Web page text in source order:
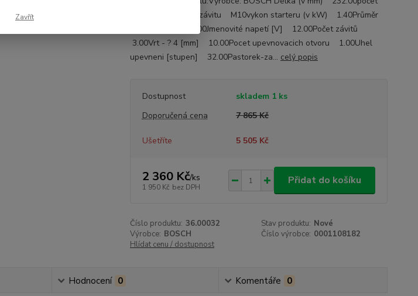
zubů 11Velikost závitu M10vykon starteru (v kW) 1.40Průměr
příruby [mm] 66.00Jmenovité napetí [V] 12.00Počet závitů
3.00Vrt - ? 4 [mm] 10.00Pocet upevnovacich otvoru 1.00Uhel
upevneni [stupen] 32.00Pastorek-za... celý popis
Dostupnost
skladem 1 ks
Doporučená cena
7 865 Kč
Ušetříte 5 505 Kč
2 360 Kč/ks
1 950 Kč bez DPH
Přidat do košíku
Číslo produktu: 36.00032 Stav produktu: Nové
Výrobce: BOSCH Číslo výrobce: 0001108182
Hlídat cenu / dostupnost
Hodnocení 0 Komentáře 0
Zavřít